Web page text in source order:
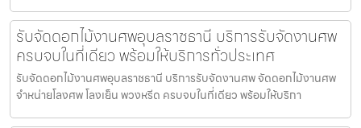
รับจัดดอกไม้งานศพอุบลราชธานี บริการรับจัดงานศพ
ครบจบในที่เดียว พร้อมให้บริการทั่วประเทศ
รับจัดดอกไม้งานศพอุบลราชธานี บริการรับจัดงานศพ จัดดอกไม้งานศพ
จำหน่ายโลงศพ โลงเย็น พวงหรีด ครบจบในที่เดียว พร้อมให้บริกา